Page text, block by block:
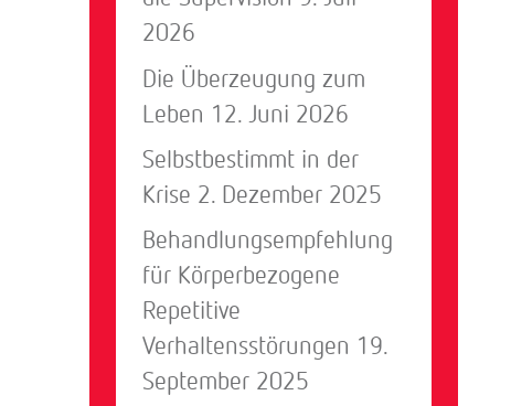
2026
Die Überzeugung zum
Leben 12. Juni 2026
Selbstbestimmt in der
Krise 2. Dezember 2025
Behandlungsempfehlung
für Körperbezogene
Repetitive
Verhaltensstörungen 19.
September 2025